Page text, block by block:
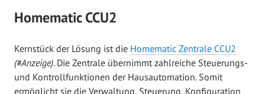
Homematic CCU2
Kernstück der Lösung ist die Homematic Zentrale CCU2
(#Anzeige). Die Zentrale übernimmt zahlreiche Steuerungs-
und Kontrollfunktionen der Hausautomation. Somit
ermöglicht sie die Verwaltung, Steuerung, Konfiguration